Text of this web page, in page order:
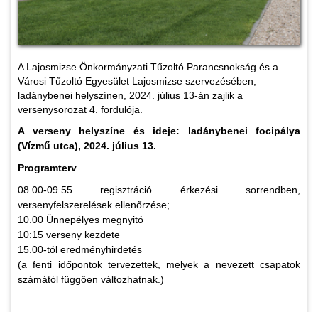
A Lajosmizse Önkormányzati Tűzoltó Parancsnokság és a
Városi Tűzoltó Egyesület Lajosmizse szervezésében,
ladánybenei helyszínen, 2024. július 13-án zajlik a
versenysorozat 4. fordulója.
A verseny helyszíne és ideje: ladánybenei focipálya
(Vízmű utca), 2024. július 13.
Programterv
08.00-09.55 regisztráció érkezési sorrendben,
versenyfelszerelések ellenőrzése;
10.00 Ünnepélyes megnyitó
10:15 verseny kezdete
15.00-tól eredményhirdetés
(a fenti időpontok tervezettek, melyek a nevezett csapatok
számától függően változhatnak.)